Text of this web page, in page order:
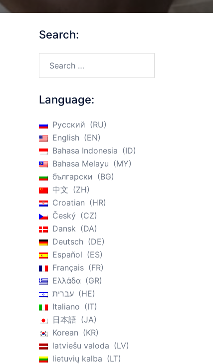
Search:
Language:
Русский
RU
English
EN
Bahasa Indonesia
ID
Bahasa Melayu
MY
български
BG
中文
ZH
Croatian
HR
Český
CZ
Dansk
DA
Deutsch
DE
Español
ES
Français
FR
Ελλάδα
GR
עברית
HE
Italiano
IT
日本語
JA
Korean
KR
latviešu valoda
LV
lietuvių kalba
LT